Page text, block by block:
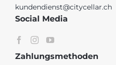
kundendienst@citycellar.ch
Social Media
Zahlungsmethoden